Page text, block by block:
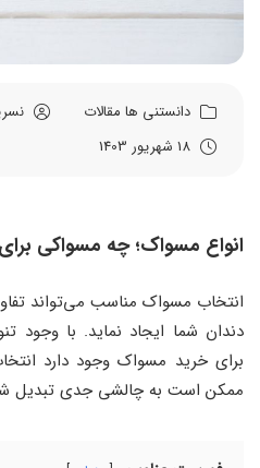
دانستنی ها مقالات
انواع مسواک؛ چه مسواکی
انتخاب مسواک مناسب می‌تواند
دندان شما ایجاد نماید. با وجود
برای خرید مسواک وجود دارد
ممکن است به چالشی جدی تبدیل